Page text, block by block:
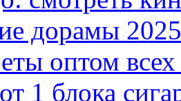
дорамы
оптом
1 блока